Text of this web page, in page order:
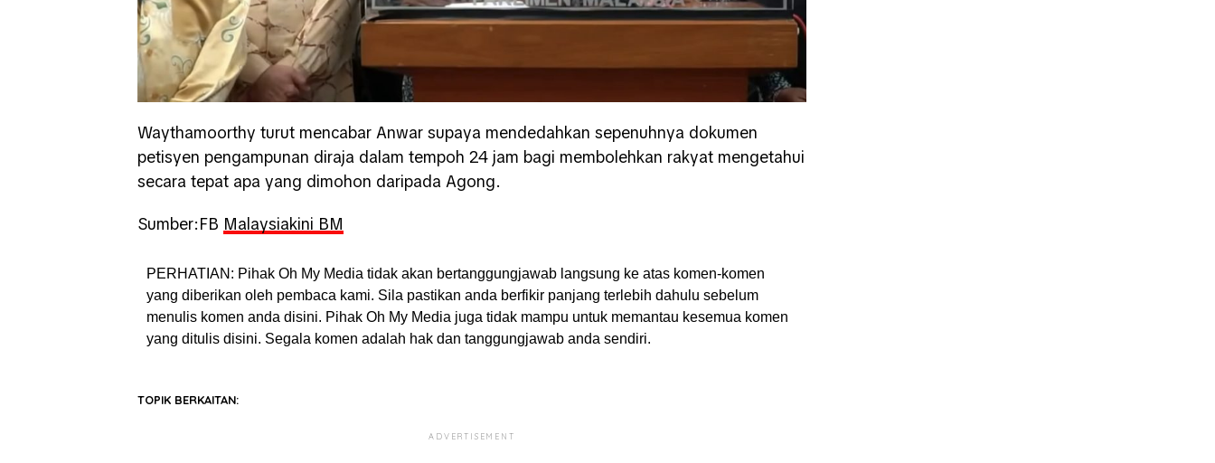
Waythamoorthy turut mencabar Anwar supaya mendedahkan sepenuhnya dokumen
petisyen pengampunan diraja dalam tempoh 24 jam bagi membolehkan rakyat mengetahui
secara tepat apa yang dimohon daripada Agong.
Sumber:FB Malaysiakini BM
PERHATIAN: Pihak Oh My Media tidak akan bertanggungjawab langsung ke atas komen-komen
yang diberikan oleh pembaca kami. Sila pastikan anda berfikir panjang terlebih dahulu sebelum
menulis komen anda disini. Pihak Oh My Media juga tidak mampu untuk memantau kesemua komen
yang ditulis disini. Segala komen adalah hak dan tanggungjawab anda sendiri.
TOPIK BERKAITAN:
ADVERTISEMENT